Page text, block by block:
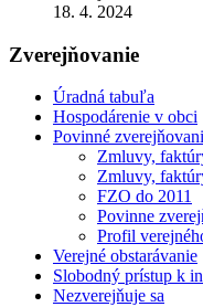
18. 4. 2024
Zverejňovanie
Úradná tabuľa
Hospodárenie v obci
Povinné
Zmluvy,
Zmluvy,
FZO do 2011
Povinne
Profil
Verejné obstarávanie
Slobodný prístup k
Nezverejňuje sa